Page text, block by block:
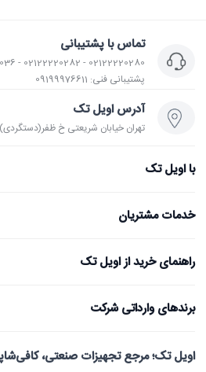
تماس با پشتیبانی
02122220280 - 02122220282 - 09101790036 - 09199975511
پشتیبانی فنی: 09199976611
آدرس اویل تک
تهران خیابان شریعتی خ ظفر(دستگردی) بین
با اویل تک
خدمات مشتریان
راهنمای خرید از اویل تک
برندهای وارداتی شرکت
اویل تک؛ مرجع تجهیزات صنعتی،